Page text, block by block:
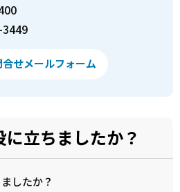
合せメールフォーム
立ちましたか？
したか？